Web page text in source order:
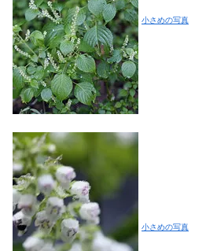
小さめの写真
小さめの写真